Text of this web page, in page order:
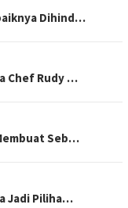
Dihind…
Chef Rudy …
Seb…
Jadi Piliha…